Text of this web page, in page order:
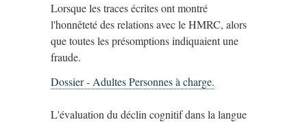
Lorsque les traces écrites ont montré
l'honnêteté des relations avec le HMRC, alors
que toutes les présomptions indiquaient une
fraude.
Dossier - Adultes Personnes à charge.
L'évaluation du déclin cognitif dans la langue